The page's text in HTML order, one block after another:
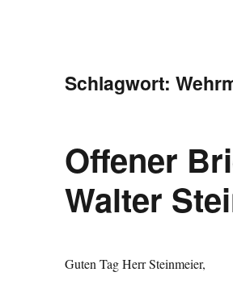
Schlagwort:
Offener
Walter
Guten Tag Herr Steinmeier,